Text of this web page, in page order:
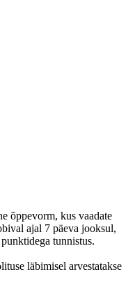
õppevorm, kus vaadate
ajal 7 päeva jooksul,
tunnistus.
läbimisel arvestatakse